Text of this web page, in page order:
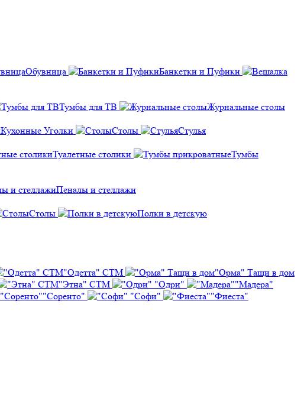
Обувница
Банкетки и Пуфики
Тумбы для ТВ
Журнальные столы
Кухонные Уголки Столы
Стулья
Туалетные столики
Тумбы
Пеналы и стеллажи
Столы
Полки в детскую
"Одетта" СТМ
"Орма" Тащи в дом
"Этна" СТМ "Одри"
"Мадера"
"Соренто" "Софи" "Фиеста"